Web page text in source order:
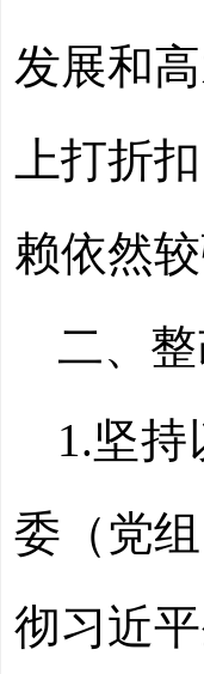
发展和
上打折
赖依然较
二、
1.坚
委（党
彻习近